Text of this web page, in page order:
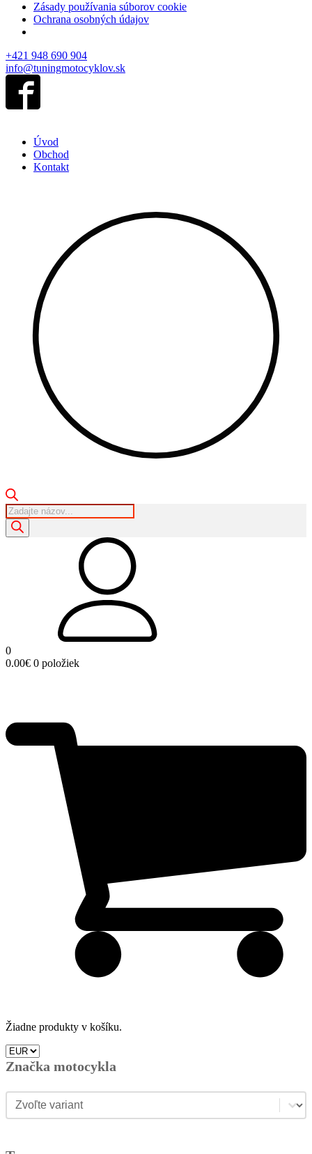
Zásady používania súborov cookie
Ochrana osobných údajov
+421 948 690 904
info@tuningmotocyklov.sk
Úvod
Obchod
Kontakt
Products
search
0
0.00€ 0 položiek
Žiadne produkty v košíku.
Značka motocykla
Značka motocykla